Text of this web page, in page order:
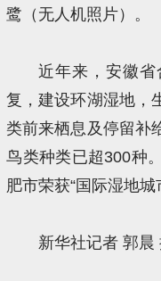
鹭（无人机照片）。
近年来，安徽
复，建设环湖湿地，
类前来栖息及停留补
鸟类种类已超300种
肥市荣获“国际湿地城
新华社记者 郭晨